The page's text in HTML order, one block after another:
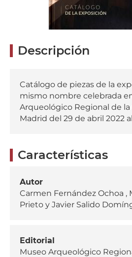
Descripción
Catálogo de piezas de la
mismo nombre celebrada
Arqueológico Regional de
Madrid del 29 de abril 2022
Características
Autor
Carmen Fernández Ochoa ,
Prieto y Javier Salido
Editorial
Museo Arqueológico